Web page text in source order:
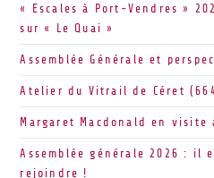
« Escales à Port-Vendres »
sur « Le Quai »
Assemblée Générale et
Atelier du Vitrail de Céret
Margaret Macdonald en visite
Assemblée générale 2026 : il
rejoindre !